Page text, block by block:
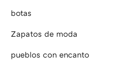
botas
Zapatos de moda
pueblos con encanto